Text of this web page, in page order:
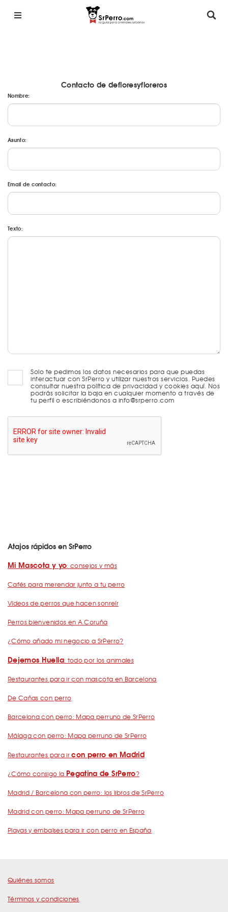
Contacto de defloresyfloreros
Nombre:
Asunto:
Email de contacto:
Texto:
Solo te pedimos los datos necesarios para que puedas
interactuar con SrPerro y utilizar nuestros servicios. Puedes
consultar nuestra política de privacidad y cookies aquí. Nos
podrás solicitar la baja en cualquier momento a través de
tu perfil o escribiéndonos a info@srperro.com
Atajos rápidos en SrPerro
Mi Mascota y yo: consejos y más
Cafés para merendar junto a tu perro
Vídeos de perros que hacen sonreír
Perros bienvenidos en A Coruña
¿Cómo añado mi negocio a SrPerro?
Dejemos Huella: todo por los animales
Restaurantes para ir con mascota en Barcelona
De Cañas con perro
Barcelona con perro: Mapa perruno de SrPerro
Málaga con perro: Mapa perruno de SrPerro
Restaurantes para ircon perro en Madrid
¿Cómo consigo la Pegatina de SrPerro?
Madrid / Barcelona con perro: los libros de SrPerro
Madrid con perro: Mapa perruno de SrPerro
Playas y embalses para ir con perro en España
Quiénes somos
Términos y condiciones